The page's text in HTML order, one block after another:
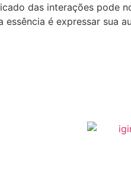
⁣das‍ interações pode
é expressar sua